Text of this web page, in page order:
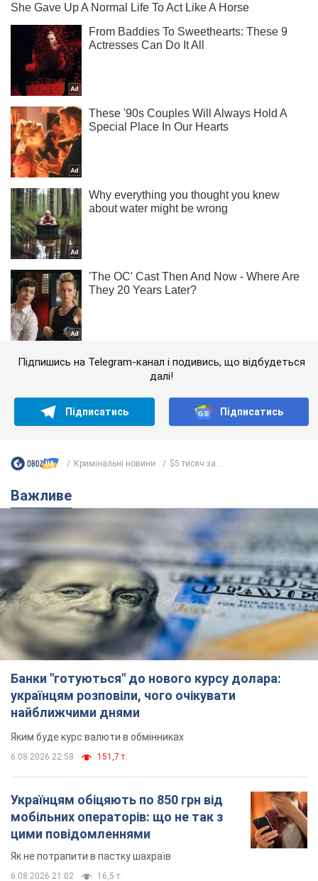
Підпишись на Telegram-канал і подивись, що відбудеться
далі!
Підписатись Підписатись
Кримінальні новини $5 тисяч за...
Важливе
Банки "готуються" до нового курсу долара:
українцям розповіли, чого очікувати
найближчими днями
Яким буде курс валюти в обмінниках
6.08.2026 22:58 151,7 т.
Українцям обіцяють по 850 грн від
мобільних операторів: що не так з
цими повідомленнями
Як не потрапити в пастку шахраїв
6.08.2026 21:02 16,5 т.